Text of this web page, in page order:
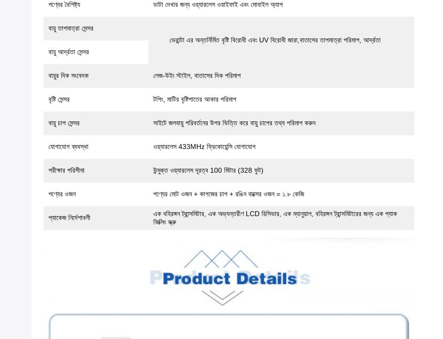
পণ্যের বৈশিষ্ট্য ডাটা দেখার জন্য ওয়্যারলেস ওয়াইফাই এবং মোবাইল অ্যাপ
বায়ু তাপমাত্রা সেন্সর
ভেরান্টা এর অন্তর্নির্মিত বৃষ্টি বিরোধী এবং UV বিরোধী জারা,বাতাসের তাপমাত্রা পরিমাপ, আর্দ্রতা
বায়ু আর্দ্রতা সেন্সর
বায়ুর দিক সংবেদক লেজ-উইং স্টাইল, বাতাসের দিক পরিমাপ
বৃষ্টি সেন্সর টপিং, মাটির বৃষ্টিপাতের আকার পরিমাপ
বায়ু চাপ সেন্সর সাইটে জলবায়ু পরিবর্তনের উপর ভিত্তি করে বায়ু চাপের তথ্য পরিমাপ করুন
যোগাযোগ ব্যবস্থা ওয়্যারলেস 433MHz ফ্রিকোয়েন্সি যোগাযোগ
পরীক্ষার পরিসীমা উন্মুক্ত ওয়্যারলেস দূরত্ব 100 মিটার (328 ফুট)
পণ্যের ওজন পণ্যের মোট ওজন + কাগজের চাপ + রঙিন বাক্সের ওজন = ১.৮ কেজি
প্যাকেজ নির্দেশাবলী
এক বহিরঙ্গন ট্রান্সমিটার, এক অভ্যন্তরীণ LCD রিসিভার, এক ম্যানুয়াল, বহিরঙ্গন ট্রান্সমিটারের জন্য এক প্যাক
ফিক্সিং স্ক্রু